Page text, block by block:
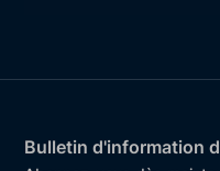
Bulletin d'information